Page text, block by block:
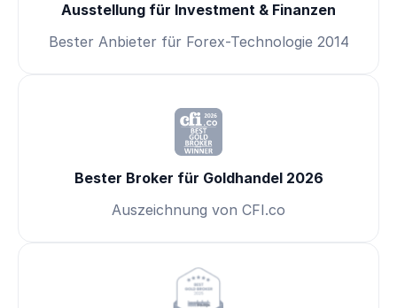
Ausstellung für Investment & Finanzen
Bester Anbieter für Forex-Technologie 2014
Bester Broker für Goldhandel 2026
Auszeichnung von CFI.co